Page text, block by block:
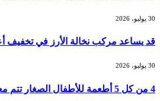
30 يوليو، 2026
قد يساعد مركب نخالة الأرز في تخفيف
30 يوليو، 2026
4 من كل 5 أطعمة للأطفال الصغار تتم معالجتها بشكل فائق